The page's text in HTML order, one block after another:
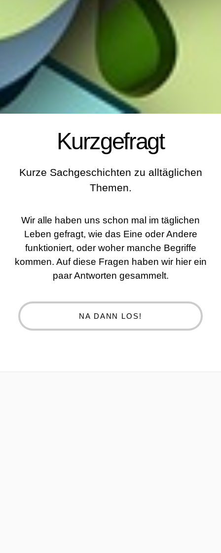
Kurzgefragt
Kurze Sachgeschichten zu alltäglichen
Themen.
Wir alle haben uns schon mal im täglichen
Leben gefragt, wie das Eine oder Andere
funktioniert, oder woher manche Begriffe
kommen. Auf diese Fragen haben wir hier ein
paar Antworten gesammelt.
NA DANN LOS!